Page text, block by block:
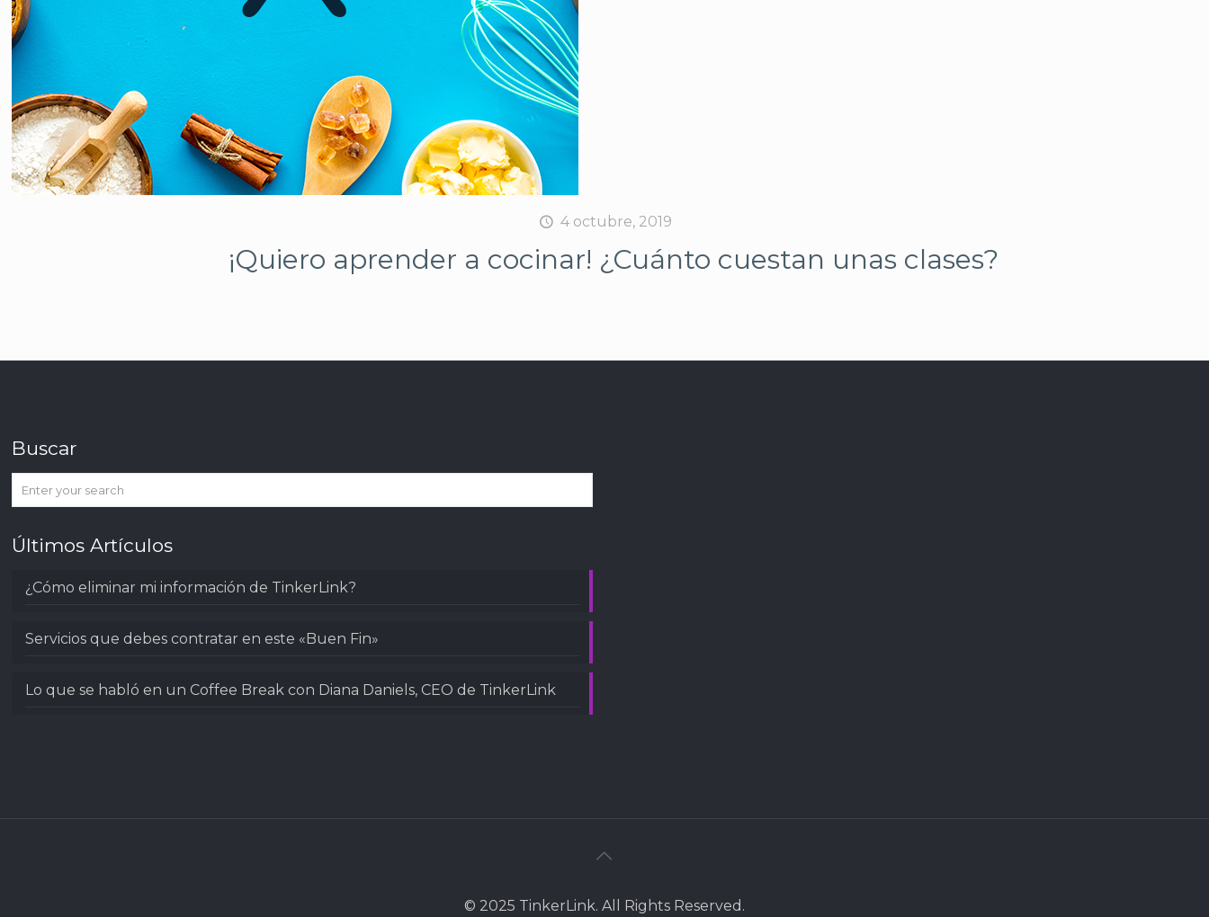
4 octubre, 2019
¡Quiero aprender a cocinar! ¿Cuánto cuestan unas clases?
Buscar
Últimos Artículos
¿Cómo eliminar mi información de TinkerLink?
Servicios que debes contratar en este «Buen Fin»
Lo que se habló en un Coffee Break con Diana Daniels, CEO de TinkerLink
© 2025 TinkerLink. All Rights Reserved.